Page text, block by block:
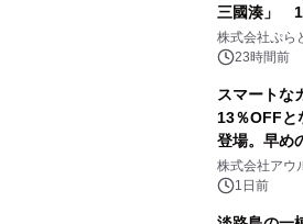
三國湊」 1
株式会社ぷら
23時間前
スマートな
13％OFFと
登場。早め
大人の冬旅
苑 別邸ふう
株式会社アウ
1日前